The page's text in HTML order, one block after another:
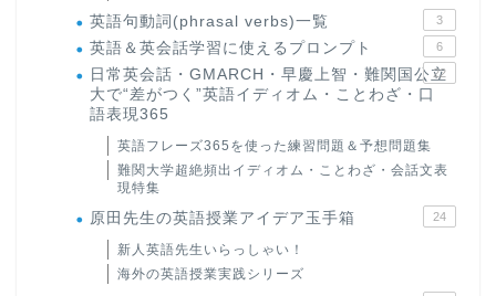
英語句動詞(phrasal verbs)一覧 3
英語＆英会話学習に使えるプロンプト 6
日常英会話・GMARCH・早慶上智・難関国公立
大で“差がつく”英語イディオム・ことわざ・口
語表現365
22
英語フレーズ365を使った練習問題＆予想問題集
難関大学超絶頻出イディオム・ことわざ・会話文表
現特集
原田先生の英語授業アイデア玉手箱 24
新人英語先生いらっしゃい！
海外の英語授業実践シリーズ